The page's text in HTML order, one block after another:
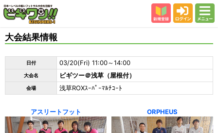
会場
大会結果
よくある質問
大会結果情報
日付 03/20(Fri) 11:00～14:00
大会名 ビギツー＠浅草（屋根付）
会場 浅草ROXｽｰﾊﾟｰﾏﾙﾁｺｰﾄ
アスリートフット ORPHEUS